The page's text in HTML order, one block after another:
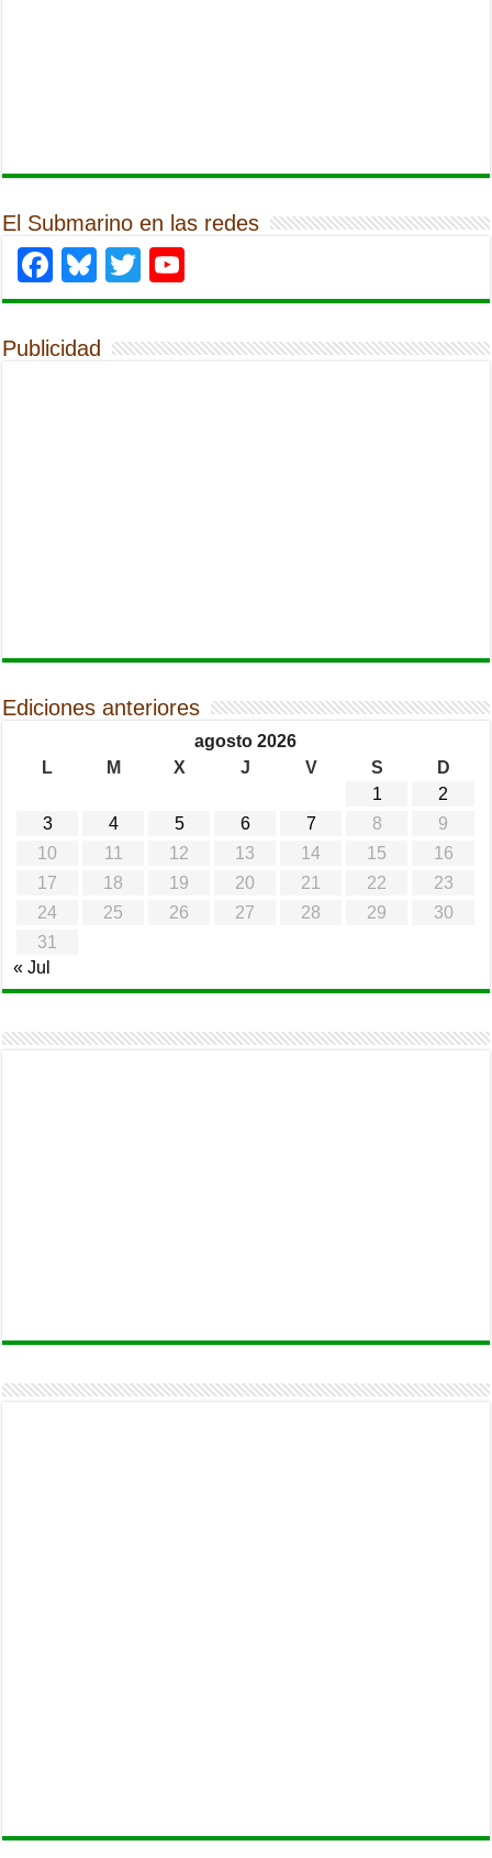
El Submarino en las redes
Facebook
Bluesky
Twitter
Publicidad
Ediciones anteriores
agosto 2026
L
M X J V S
D
1
2
3
4 5 6 7 8
9
10
11 12 13 14 15
16
17
18 19 20 21 22
23
24
25 26 27 28 29
30
31
« Jul